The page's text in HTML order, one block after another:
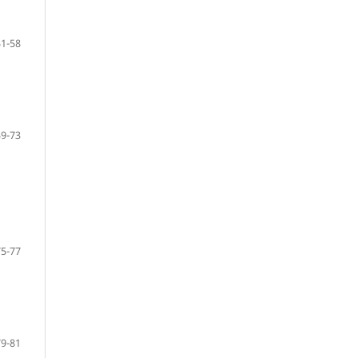
58
73
77
81